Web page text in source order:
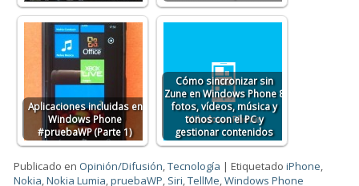
Aplicaciones incluidas en
Windows Phone
#pruebaWP (Parte 1)
Cómo sincronizar sin
Zune en Windows Phone 8
fotos, vídeos, música y
tonos con el PC y
gestionar contenidos
Publicado en Opinión/Difusión,Tecnología |Etiquetado iPhone,
Nokia,Nokia Lumia,pruebaWP, Siri,TellMe,Windows Phone